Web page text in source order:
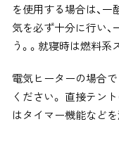
を使用する場合は、
気を必ず十分に行い
う。 。就寝時は燃料系
電気ヒーターの場合
ください。 直接テン
はタイマー機能など